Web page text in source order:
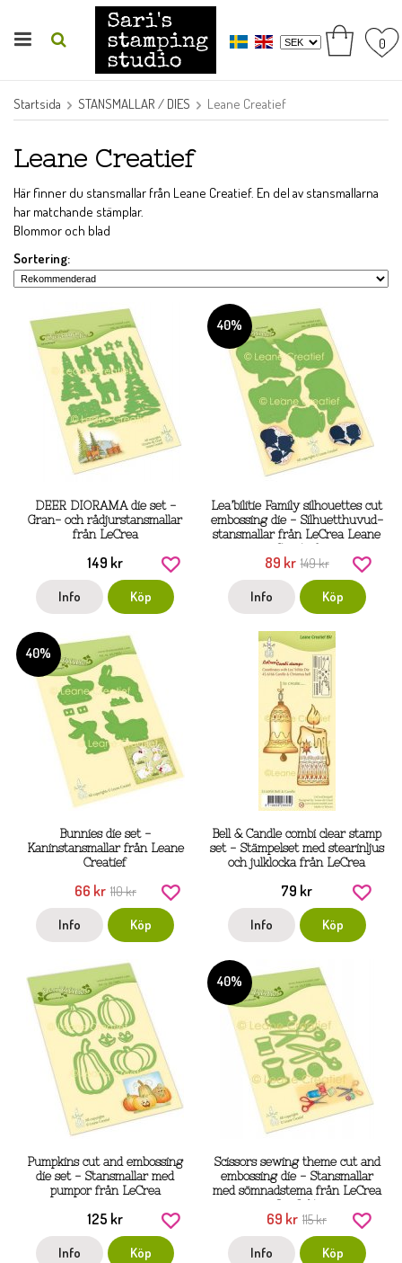
0
Startsida STANSMALLAR / DIES Leane Creatief
Leane Creatief
Här finner du stansmallar från Leane Creatief. En del av stansmallarna
har matchande stämplar.
Blommor och blad
Sortering:
DEER DIORAMA die set -
Gran- och rådjurstansmallar
från LeCrea
149 kr
Info Köp
40%
Lea’bilitie Family silhouettes cut
embossing die - Silhuetthuvud-
stansmallar från LeCrea Leane
89 kr 149 kr
Info Köp
40%
Bunnies die set -
Kaninstansmallar från Leane
Creatief
66 kr 110 kr
Info Köp
Bell & Candle combi clear stamp
set - Stämpelset med stearinljus
och julklocka från LeCrea
79 kr
Info Köp
Pumpkins cut and embossing
die set - Stansmallar med
pumpor från LeCrea
125 kr
Info Köp
40%
Scissors sewing theme cut and
embossing die - Stansmallar
med sömnadstema från LeCrea
69 kr 115 kr
Info Köp